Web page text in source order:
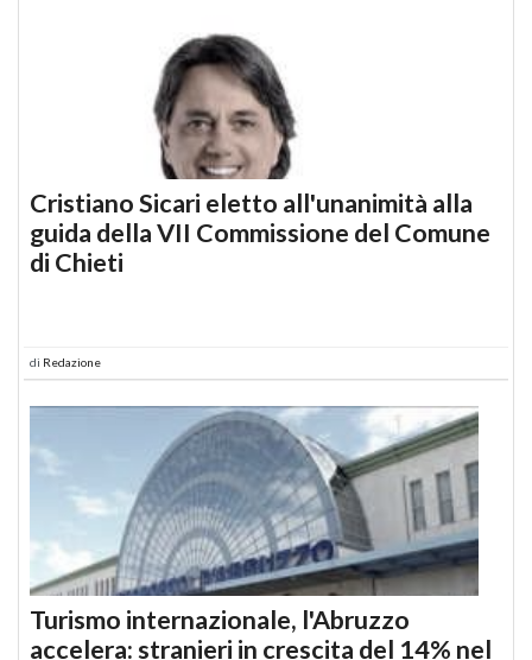
Cristiano Sicari eletto all'unanimità alla
guida della VII Commissione del Comune
di Chieti
di Redazione
Turismo internazionale, l'Abruzzo
accelera: stranieri in crescita del 14% nel